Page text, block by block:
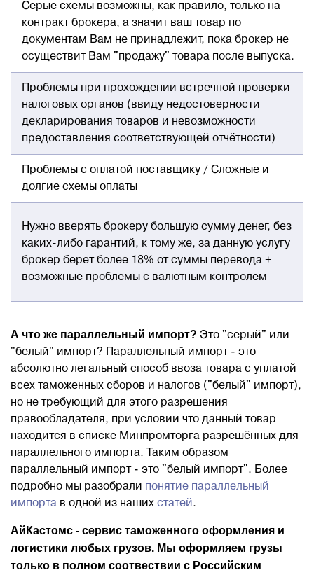
Серые схемы возможны, как правило, только на
контракт брокера, а значит ваш товар по
документам Вам не принадлежит, пока брокер не
осуществит Вам "продажу" товара после выпуска.
Проблемы при прохождении встречной проверки
налоговых органов (ввиду недостоверности
декларирования товаров и невозможности
предоставления соответствующей отчётности)
Проблемы с оплатой поставщику / Сложные и
долгие схемы оплаты
Нужно вверять брокеру большую сумму денег, без
каких-либо гарантий, к тому же, за данную услугу
брокер берет более 18% от суммы перевода +
возможные проблемы с валютным контролем
А что же параллельный импорт? Это "серый" или
"белый" импорт? Параллельный импорт - это
абсолютно легальный способ ввоза товара с уплатой
всех таможенных сборов и налогов ("белый" импорт),
но не требующий для этого разрешения
правообладателя, при условии что данный товар
находится в списке Минпромторга разрешённых для
параллельного импорта. Таким образом
параллельный импорт - это "белый импорт". Более
подробно мы разобрали понятие параллельный
импорта в одной из наших статей.
АйКастомс - сервис таможенного оформления и
логистики любых грузов. Мы оформляем грузы
только в полном соотвествии с Российским